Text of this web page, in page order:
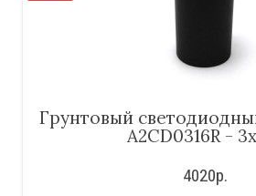
Грунтовый
A2CD0316R -
4020р.